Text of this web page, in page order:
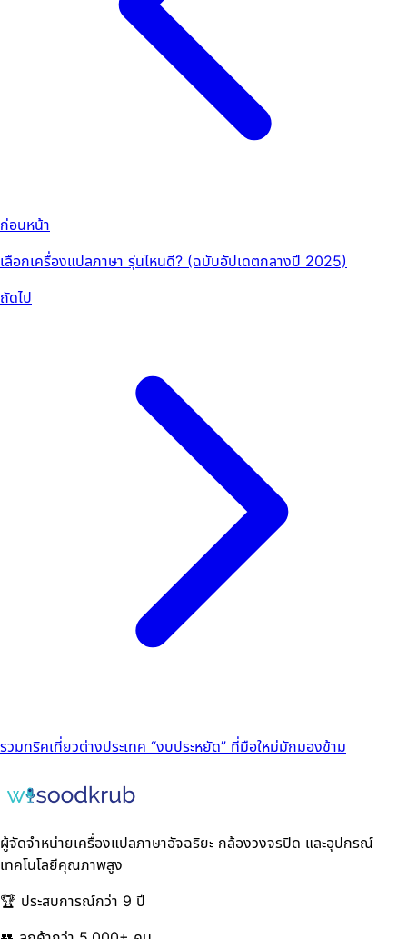
ก่อนหน้า
เลือกเครื่องแปลภาษา รุ่นไหนดี? (ฉบับอัปเดตกลางปี 2025)
ถัดไป
รวมทริคเที่ยวต่างประเทศ “งบประหยัด” ที่มือใหม่มักมองข้าม
ผู้จัดจำหน่ายเครื่องแปลภาษาอัจฉริยะ กล้องวงจรปิด และอุปกรณ์
เทคโนโลยีคุณภาพสูง
🏆 ประสบการณ์กว่า 9 ปี